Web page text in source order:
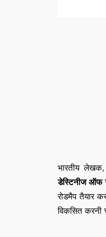
भारतीय लेखक,
डेस्टिनीज ऑफ
रोडमैप तैयार
विकसित करनी